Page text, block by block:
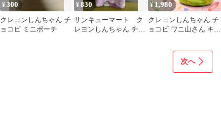
¥300
クレヨンしんちゃん チ
ョコビ ミニポーチ
¥830
サンキューマート ク
レヨンしんちゃん チョ
¥1,980
クレヨンしんちゃん チ
ョコビ ワニ山さん キャ
次へ